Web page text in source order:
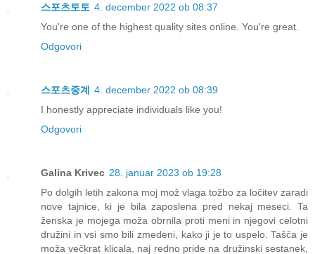
스포츠토토 4. december 2022 ob 08:37
You're one of the highest quality sites online. You're great.
Odgovori
스포츠중계
4. december 2022 ob 08:39
I honestly appreciate individuals like you!
Odgovori
Galina Krivec 28. januar 2023 ob 19:28
Po dolgih letih zakona moj mož vlaga tožbo za ločitev zaradi
nove tajnice, ki je bila zaposlena pred nekaj meseci. Ta
ženska je mojega moža obrnila proti meni in njegovi celotni
družini in vsi smo bili zmedeni, kako ji je to uspelo. Tašča je
moža večkrat klicala, naj redno pride na družinski sestanek,